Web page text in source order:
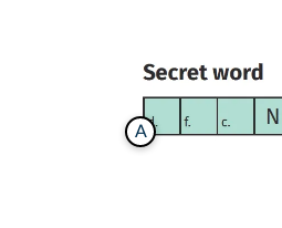
A